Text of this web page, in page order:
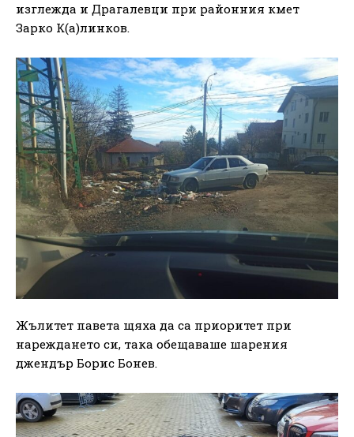
изглежда и Драгалевци при районния кмет
Зарко К(а)линков.
Жълитет павета щяха да са приоритет при
нареждането си, така обещаваше шарения
джендър Борис Бонев.